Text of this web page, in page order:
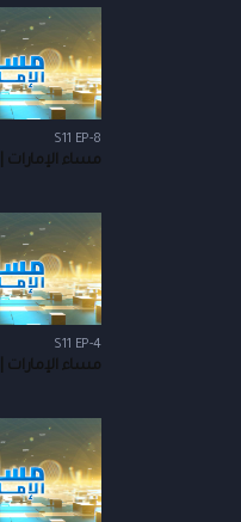
S11 EP-8
مساء الإمارات | 27-09-2024
S11 EP-4
مساء الإمارات | 19-09-2024